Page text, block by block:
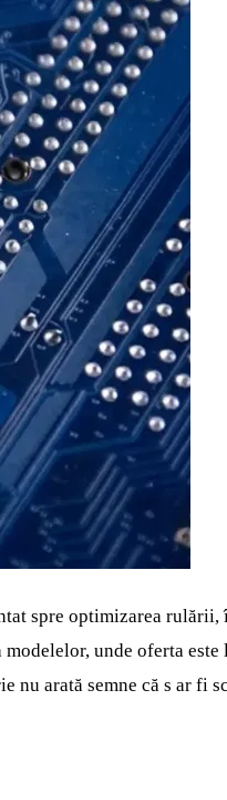
spre optimizarea
unde oferta este
arată semne că s ar fi